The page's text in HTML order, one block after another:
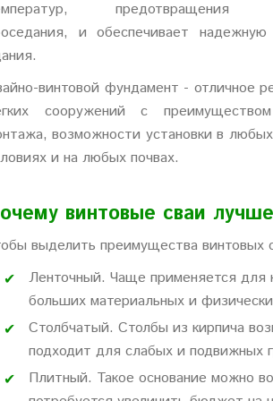
предотвращения
и обеспечивает
винтовой фундамент - отличное
сооружений с
возможности установки в
и на любых почвах.
винтовые сваи
выделить преимущества винтовых
Ленточный. Чаще применяется для
больших материальных и
Столбчатый. Столбы из кирпича
подходит для слабых и подвижных
Плитный. Такое основание можно